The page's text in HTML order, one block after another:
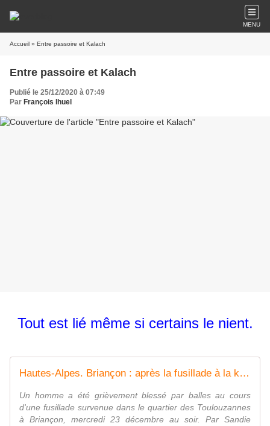
MENU
Accueil » Entre passoire et Kalach
Entre passoire et Kalach
Publié le 25/12/2020 à 07:49
Par François Ihuel
Tout est lié même si certains le nient.
Hautes-Alpes. Briançon : après la fusillade à la kalachnikov, l'appel du maire pour des renforts
Un homme a été grièvement blessé par balles au cours
d'une fusillade survenue dans le quartier des Toulouzannes
à Briançon, mercredi 23 décembre au soir. Par Sandie